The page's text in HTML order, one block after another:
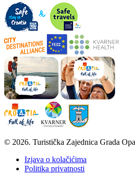
© 2026. Turistička Zajednica Grada
Izjava o kolačićima
Politika privatnosti